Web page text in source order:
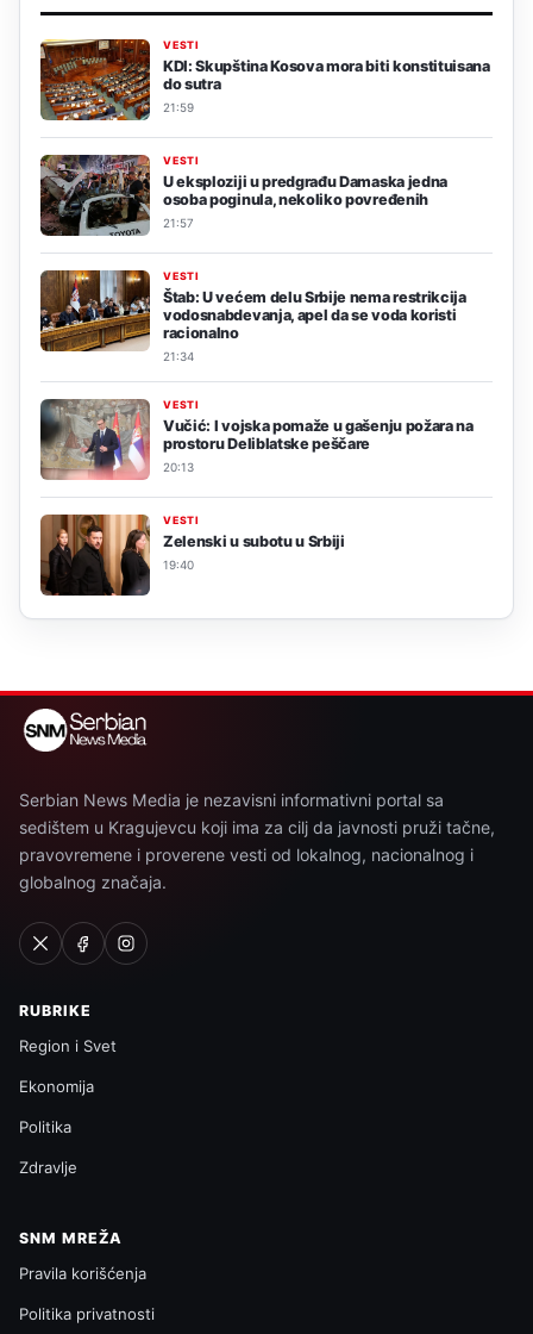
VESTI
KDI: Skupština Kosova mora biti konstituisana
do sutra
21:59
VESTI
U eksploziji u predgrađu Damaska jedna
osoba poginula, nekoliko povređenih
21:57
VESTI
Štab: U većem delu Srbije nema restrikcija
vodosnabdevanja, apel da se voda koristi
racionalno
21:34
VESTI
Vučić: I vojska pomaže u gašenju požara na
prostoru Deliblatske peščare
20:13
VESTI
Zelenski u subotu u Srbiji
19:40
Serbian News Media je nezavisni informativni portal sa
sedištem u Kragujevcu koji ima za cilj da javnosti pruži tačne,
pravovremene i proverene vesti od lokalnog, nacionalnog i
globalnog značaja.
RUBRIKE
Region i Svet
Ekonomija
Politika
Zdravlje
SNM MREŽA
Pravila korišćenja
Politika privatnosti